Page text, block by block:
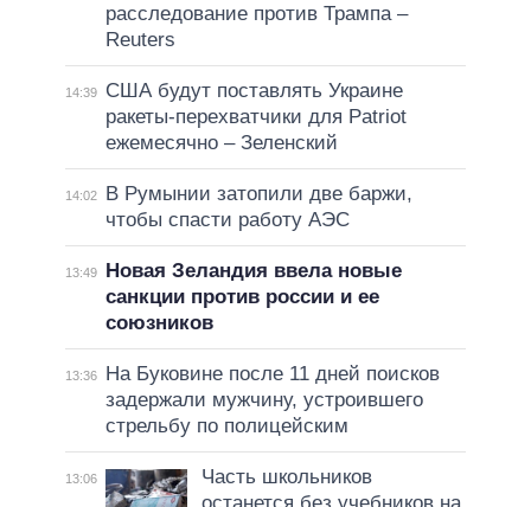
расследование против Трампа –
Reuters
14:39
США будут поставлять Украине
ракеты-перехватчики для Patriot
ежемесячно – Зеленский
14:02
В Румынии затопили две баржи,
чтобы спасти работу АЭС
13:49
Новая Зеландия ввела новые
санкции против россии и ее
союзников
13:36
На Буковине после 11 дней поисков
задержали мужчину, устроившего
стрельбу по полицейским
13:06
Часть школьников
останется без учебников на